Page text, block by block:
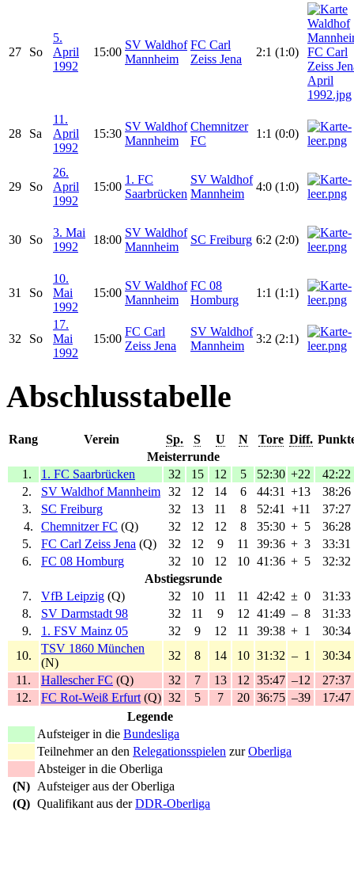
27 So
5.
April
1992
15:00
SV Waldhof
Mannheim
FC Carl
Zeiss Jena
2:1 (1:0)
28 Sa
11.
April
1992
15:30
SV Waldhof
Mannheim
Chemnitzer
FC
1:1 (0:0)
29 So
26.
April
1992
15:00
1. FC
Saarbrücken
SV Waldhof
Mannheim
4:0 (1:0)
30 So
3. Mai
1992
18:00
SV Waldhof
Mannheim
SC Freiburg 6:2 (2:0)
31 So
10.
Mai
1992
15:00
SV Waldhof
Mannheim
FC 08
Homburg
1:1 (1:1)
32 So
17.
Mai
1992
15:00
FC Carl
Zeiss Jena
SV Waldhof
Mannheim
3:2 (2:1)
Abschlusstabelle
Rang Verein Sp. S U N Tore Diff.
Meisterrunde
1.
1. FC Saarbrücken 32 15 12 5 52:30 +22
42:22
2.
SV Waldhof Mannheim 32 12 14 6 44:31 +13
38:26
3.
SC Freiburg 32 13 11 8 52:41 +11
37:27
4.
Chemnitzer FC (Q) 32 12 12 8 35:30 + 5
36:28
5.
FC Carl Zeiss Jena (Q) 32 12 9 11 39:36 + 3
33:31
6.
FC 08 Homburg 32 10 12 10 41:36 + 5
32:32
Abstiegsrunde
7.
VfB Leipzig (Q) 32 10 11 11 42:42 ± 0
31:33
8.
SV Darmstadt 98 32 11 9 12 41:49 – 8
31:33
9.
1. FSV Mainz 05 32 9 12 11 39:38 + 1
30:34
10.
TSV 1860 München
(N)
32 8 14 10 31:32 – 1
30:34
11.
Hallescher FC (Q) 32 7 13 12 35:47 –12
27:37
12.
FC Rot-Weiß Erfurt (Q) 32 5 7 20 36:75 –39
17:47
Legende
Aufsteiger in die Bundesliga
Teilnehmer an den Relegationsspielen zurOberliga
Absteiger in die Oberliga
(N) Aufsteiger aus der Oberliga
(Q) Qualifikant aus derDDR-Oberliga